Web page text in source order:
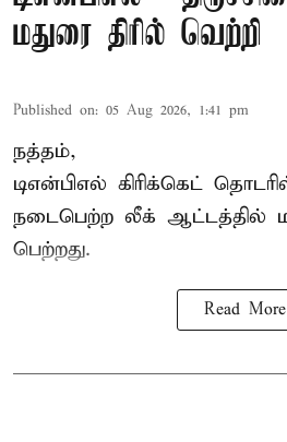
மதுரை திரில் வெற்றி
Published on: 05 Aug 2026, 1:41 pm
நத்தம்,
டிஎன்பிஎல் கிரிக்கெட்
நடைபெற்ற லீக் ஆட்டத்தில்
பெற்றது.
Read More